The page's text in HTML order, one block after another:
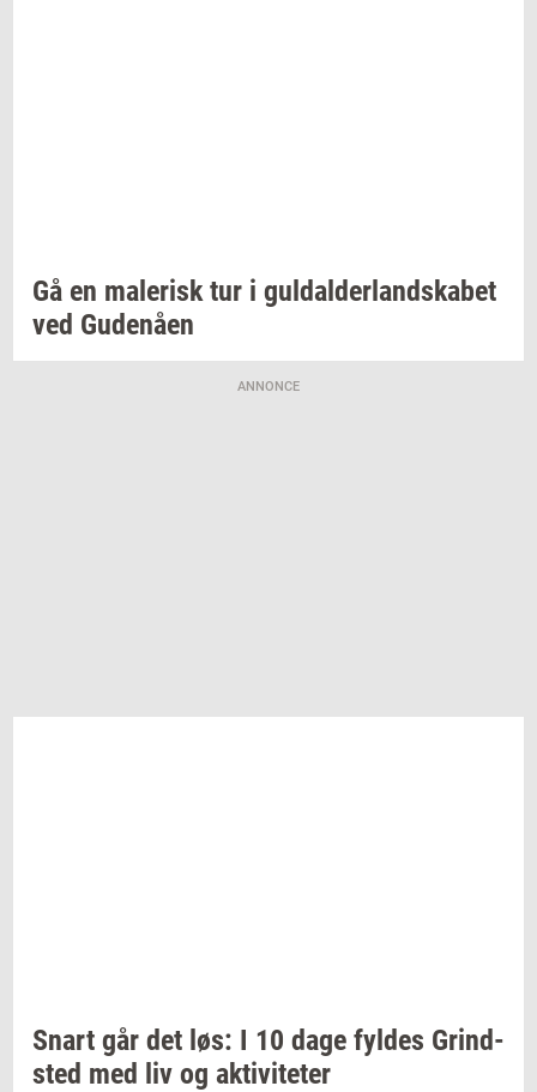
Gå en ma­le­risktur i gul­dal­der­land­ska­bet
ved Gu­denå­en
ANNONCE
Snart går det løs: I 10 dage fyl­des Grind­
sted med liv og ak­ti­vi­te­ter